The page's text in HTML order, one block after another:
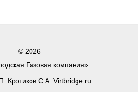
© 2026
Газовая компания»
Кротиков С.А. Virtbridge.ru